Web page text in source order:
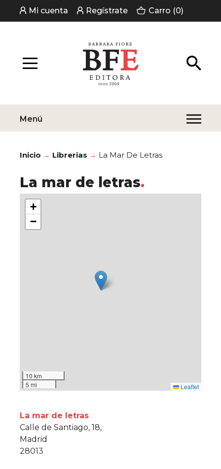
Mi cuenta Regístrate Carro (0)
Menú
Inicio Librerias La Mar De Letras
La mar de letras
+
−
10 km
5 mi
Leaflet
La mar de letras
Calle de Santiago, 18,
Madrid
28013